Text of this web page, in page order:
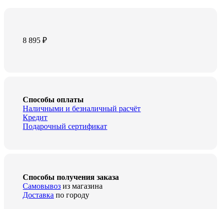
8 895₽
Способы оплаты
Наличными и безналичный расчёт
Кредит
Подарочный сертификат
Способы получения заказа
Самовывоз из магазина
Доставка по городу